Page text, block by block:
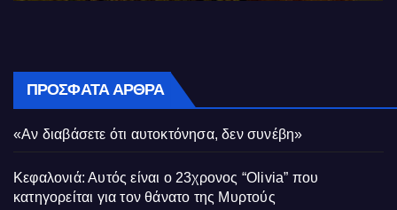
ΠΡΌΣΦΑΤΑ ΆΡΘΡΑ
«Αν διαβάσετε ότι αυτοκτόνησα, δεν συνέβη»
Κεφαλονιά: Αυτός είναι ο 23χρονος “Olivia” που
κατηγορείται για τον θάνατο της Μυρτούς